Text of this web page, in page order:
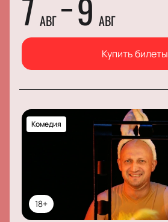
7 АВГ 9 АВГ
Купить билеты
18+
Комедия